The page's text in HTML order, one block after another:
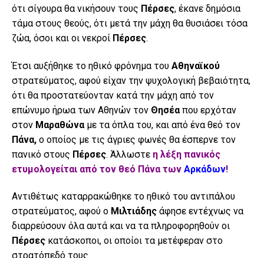
ότι σίγουρα θα νικήσουν τους Πέρσες, έκανε δημόσια
τάμα στους θεούς, ότι μετά την μάχη θα θυσιάσει τόσα
ζώα, όσοι και οι νεκροί Πέρσες.
Έτσι αυξήθηκε το ηθικό φρόνημα του Αθηναϊκού
στρατεύματος, αφού είχαν την ψυχολογική βεβαιότητα,
ότι θα προστατεύονταν κατά την μάχη από τον
επώνυμο ήρωα των Αθηνών τον Θησέα που ερχόταν
στον Μαραθώνα με τα όπλα του, και από ένα θεό τον
Πάνα, ο οποίος με τις άγριες φωνές θα έσπερνε τον
πανικό στους Πέρσες. Άλλωστε η λέξη πανικός
ετυμολογείται από τον θεό Πάνα των Αρκάδων!
Αντιθέτως καταρρακώθηκε το ηθικό του αντιπάλου
στρατεύματος, αφού ο Μιλτιάδης άφησε εντέχνως να
διαρρεύσουν όλα αυτά και να τα πληροφορηθούν οι
Πέρσες κατάσκοποι, οι οποίοι τα μετέφεραν στο
στρατόπεδό τους.